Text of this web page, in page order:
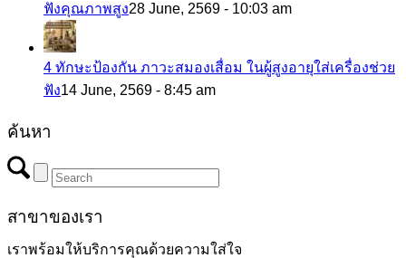
ฟังคุณภาพสูง28 June, 2569 - 10:03 am
4 ทักษะป้องกัน ภาวะสมองเสื่อม ในผู้สูงอายุใส่เครื่องช่วย
ฟัง14 June, 2569 - 8:45 am
ค้นหา
สาขาของเรา
เราพร้อมให้บริการคุณด้วยความใส่ใจ